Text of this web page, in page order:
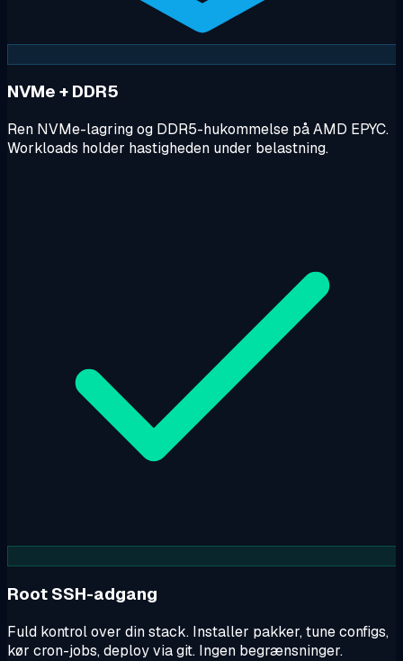
NVMe + DDR5
Ren NVMe-lagring og DDR5-hukommelse på AMD EPYC.
Workloads holder hastigheden under belastning.
Root SSH-adgang
Fuld kontrol over din stack. Installer pakker, tune configs,
kør cron-jobs, deploy via git. Ingen begrænsninger.